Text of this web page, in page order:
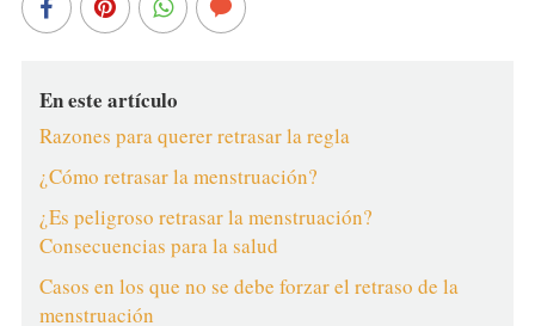
En este artículo
Razones para querer retrasar la regla
¿Cómo retrasar la menstruación?
¿Es peligroso retrasar la menstruación?
Consecuencias para la salud
Casos en los que no se debe forzar el retraso de la
menstruación